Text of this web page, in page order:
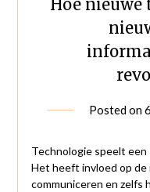
Hoe nieuwe
Posted on
Technologie speelt
Het heeft invloed op de
communiceren en zelfs